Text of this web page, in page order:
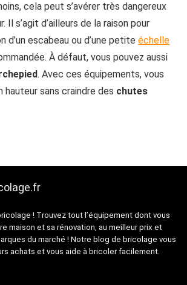
cela peut s’avérer très dangereux
Il s’agit d’ailleurs de la raison pour
d’un escabeau ou d’une petite échelle
À défaut, vous pouvez aussi
. Avec ces équipements, vous
hauteur sans craindre des chutes
! Trouvez tout l’équipement dont vous
maison et sa rénovation, au meilleur prix et
du marché ! Notre blog de bricolage vous
achats et vous aide à bricoler facilement.